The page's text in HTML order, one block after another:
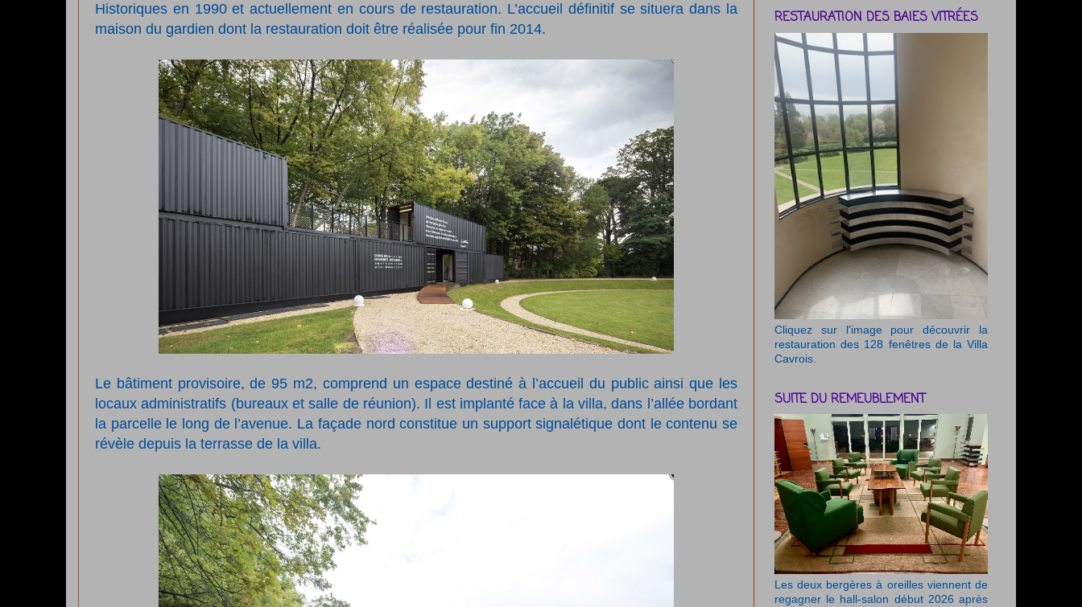
Historiques en 1990 et actuellement en cours de restauration. L’accueil définitif se situera dans la
maison du gardien dont la restauration doit être réalisée pour fin 2014.
Le bâtiment provisoire, de 95 m2, comprend un espace destiné à l’accueil du public ainsi que les
locaux administratifs (bureaux et salle de réunion). Il est implanté face à la villa, dans l’allée bordant
la parcelle le long de l’avenue. La façade nord constitue un support signalétique dont le contenu se
révèle depuis la terrasse de la villa.
RESTAURATION DES BAIES VITRÉES
Cliquez sur l'image pour découvrir la
restauration des 128 fenêtres de la Villa
Cavrois.
SUITE DU REMEUBLEMENT
Les deux bergères à oreilles viennent de
regagner le hall-salon début 2026 après